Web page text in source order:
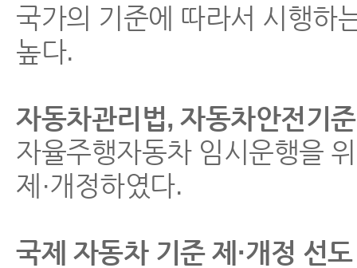
국가의 기준에 따라서 시행하
높다.
자동차관리법, 자동차안전기
자율주행자동차 임시운행을
제·개정하였다.
국제 자동차 기준 제·개정 선도